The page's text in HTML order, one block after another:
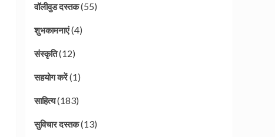
वॉलीवुड दस्तक(55)
शुभकामनाएं(4)
संस्कृति(12)
सहयोग करें(1)
साहित्य(183)
सुविचार दस्तक(13)